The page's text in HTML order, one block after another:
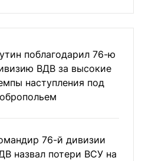
поблагодарил 76-ю
ВДВ за высокие
наступления под
76-й дивизии
назвал потери ВСУ на